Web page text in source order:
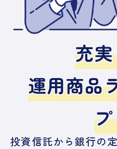
充
運用商品
投資信託から銀行の